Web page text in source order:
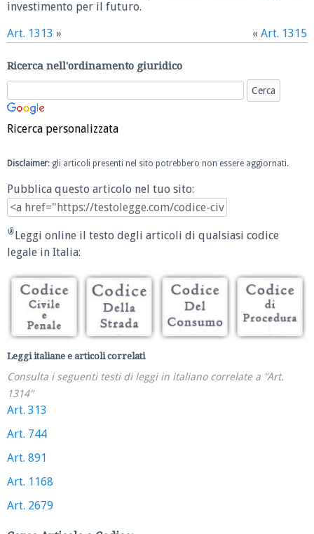
investimento per il futuro.
Art. 1313 » « Art. 1315
Ricerca nell'ordinamento giuridico
Ricerca personalizzata
Disclaimer: gli articoli presenti nel sito potrebbero non essere aggiornati.
Pubblica questo articolo nel tuo sito:
Leggi online il testo degli articoli di qualsiasi codice
legale in Italia:
Leggi italiane e articoli correlati
Consulta i seguenti testi di leggi in italiano correlate a "Art.
1314"
Art. 313
Art. 744
Art. 891
Art. 1168
Art. 2679